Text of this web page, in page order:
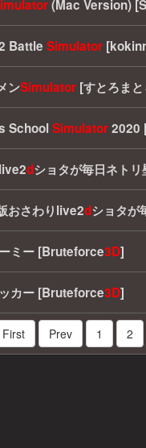
(Mac Version)
Battle Simulator
ンSimulator [すとろま
SchoolSimulator2020
dショタが毎日ネト
おさわりlive2dショタが
ミー [Bruteforce3D]
カー [Bruteforce3D]
First Prev 1 2